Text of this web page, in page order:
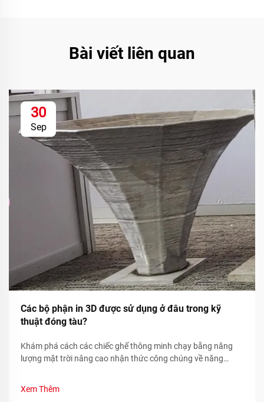
Bài viết liên quan
30
Sep
Các bộ phận in 3D được sử dụng ở đâu trong kỹ
thuật đóng tàu?
Khám phá cách các chiếc ghế thông minh chạy bằng năng
lượng mặt trời nâng cao nhận thức công chúng về năng
Xem Thêm